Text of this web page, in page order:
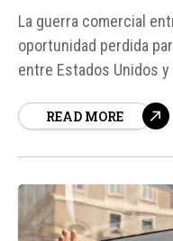
La guerra comercial
oportunidad perdida
entre Estados Unidos
de meses de
READ MORE